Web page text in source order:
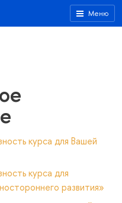
Меню
курса для Вашей
курса для
развития»